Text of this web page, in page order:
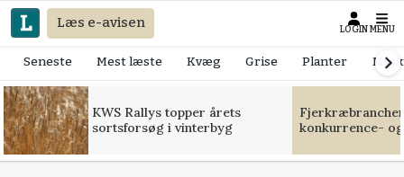
Læs e-avisen LOGIN MENU
Seneste Mest læste Kvæg Grise Planter
KWS Rallys topper årets
sortsforsøg i vinterbyg
konkurrence-